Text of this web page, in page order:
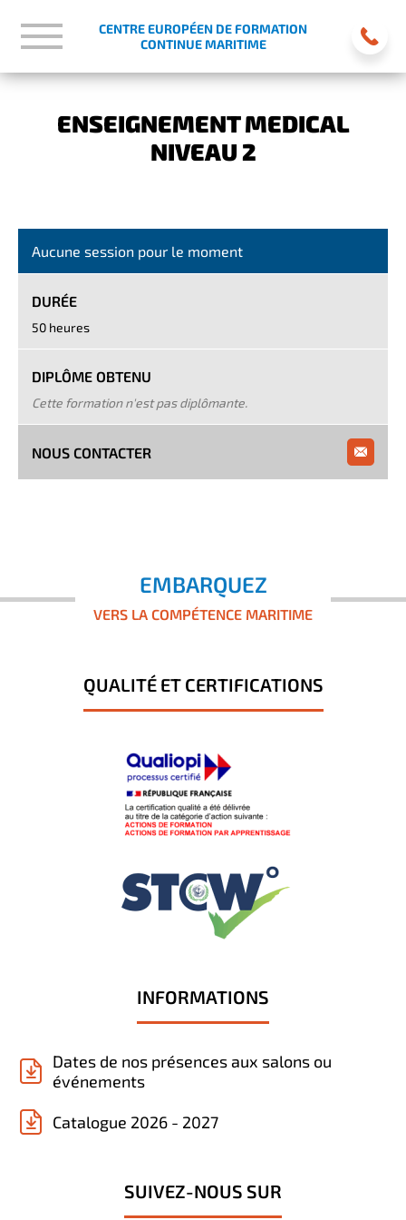
CENTRE EUROPÉEN DE FORMATION
CONTINUE MARITIME
ENSEIGNEMENT MEDICAL
NIVEAU 2
Aucune session pour le moment
DURÉE
50 heures
DIPLÔME OBTENU
Cette formation n'est pas diplômante.
NOUS CONTACTER
EMBARQUEZ
VERS LA COMPÉTENCE MARITIME
QUALITÉ ET CERTIFICATIONS
INFORMATIONS
Dates de nos présences aux salons ou
événements
Catalogue 2026 - 2027
SUIVEZ-NOUS SUR